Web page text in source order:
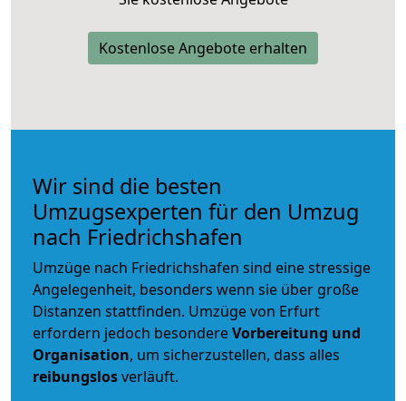
Kostenlose Angebote erhalten
Wir sind die besten
Umzugsexperten für den Umzug
nach Friedrichshafen
Umzüge nach Friedrichshafen sind eine stressige
Angelegenheit, besonders wenn sie über große
Distanzen stattfinden. Umzüge von Erfurt
erfordern jedoch besondereVorbereitung und
Organisation, um sicherzustellen, dass alles
reibungslosverläuft.